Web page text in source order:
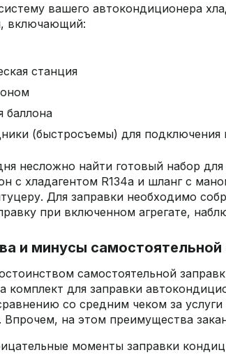
вашего автокондиционера
включающий:
станция
баллона
(быстросъемы) для
несложно найти готовый набор
с хладагентом R134а и шланг с
Для заправки необходимо
при включенном агрегате,
и минусы самостоятельной
самостоятельной
комплект для заправки
со средним чеком за
Впрочем, на этом преимущества
моменты заправки